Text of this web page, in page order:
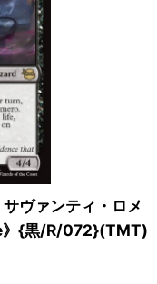
ヴァンティ・ロメ
{黒/R/072}(TMT)